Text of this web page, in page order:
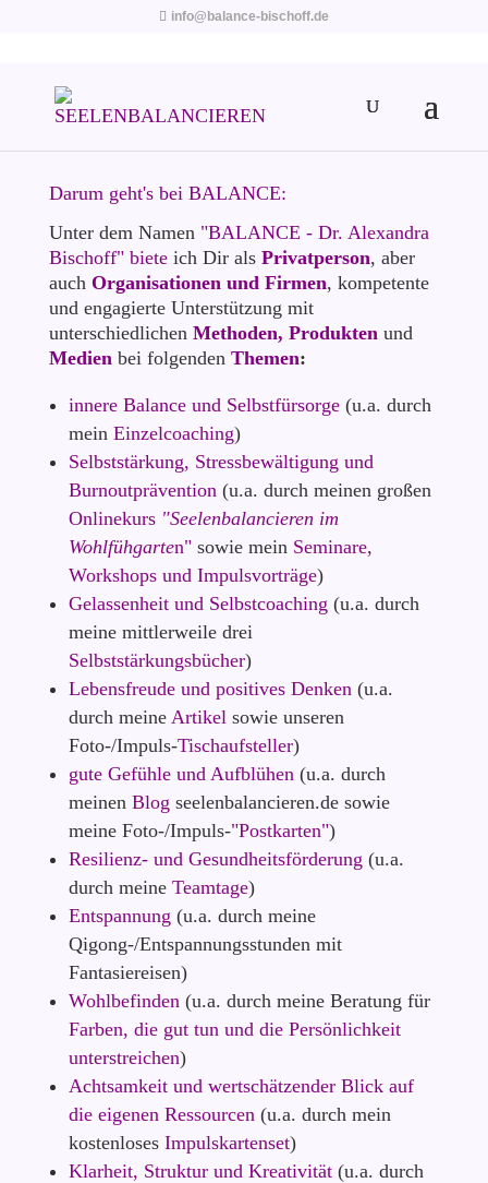
info@balance-bischoff.de
Darum geht's bei BALANCE:
Unter dem Namen"BALANCE - Dr. Alexandra
Bischoff" biete ich Dir als Privatperson, aber
auchOrganisationen und Firmen, kompetente
und engagierte Unterstützung mit
unterschiedlichen Methoden, Produktenund
Medien bei folgenden Themen:
innere Balance und Selbstfürsorge(u.a. durch
mein Einzelcoaching)
Selbststärkung, Stressbewältigung und
Burnoutprävention(u.a. durch meinen großen
Onlinekurs "Seelenbalancieren im
Wohlfühgarten"sowie mein Seminare,
Workshops und Impulsvorträge)
Gelassenheit und Selbstcoaching (u.a. durch
meine mittlerweile drei
Selbststärkungsbücher)
Lebensfreude und positives Denken(u.a.
durch meine Artikelsowie unseren
Foto-/Impuls-Tischaufsteller)
gute Gefühle und Aufblühen(u.a. durch
meinen Blog seelenbalancieren.de sowie
meine Foto-/Impuls-"Postkarten")
Resilienz- und Gesundheitsförderung (u.a.
durch meine Teamtage)
Entspannung (u.a. durch meine
Qigong-/Entspannungsstunden mit
Fantasiereisen)
Wohlbefinden(u.a. durch meine Beratung für
Farben, die gut tun und die Persönlichkeit
unterstreichen)
Achtsamkeit und wertschätzender Blick auf
die eigenen Ressourcen(u.a. durch mein
kostenloses Impulskartenset)
Klarheit, Struktur und Kreativität(u.a. durch